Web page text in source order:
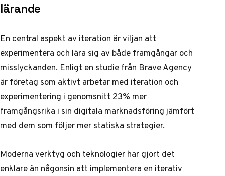
lärande
En central aspekt av iteration är viljan att
experimentera och lära sig av både framgångar och
misslyckanden. Enligt en studie från Brave Agency
är företag som aktivt arbetar med iteration och
experimentering i genomsnitt 23% mer
framgångsrika i sin digitala marknadsföring jämfört
med dem som följer mer statiska strategier.
Moderna verktyg och teknologier har gjort det
enklare än någonsin att implementera en iterativ